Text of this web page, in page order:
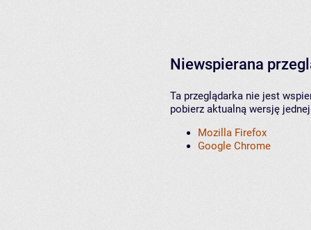
Niewspierana
Ta przeglądarka nie jest
pobierz aktualną wersję
Mozilla Firefox
Google Chrome